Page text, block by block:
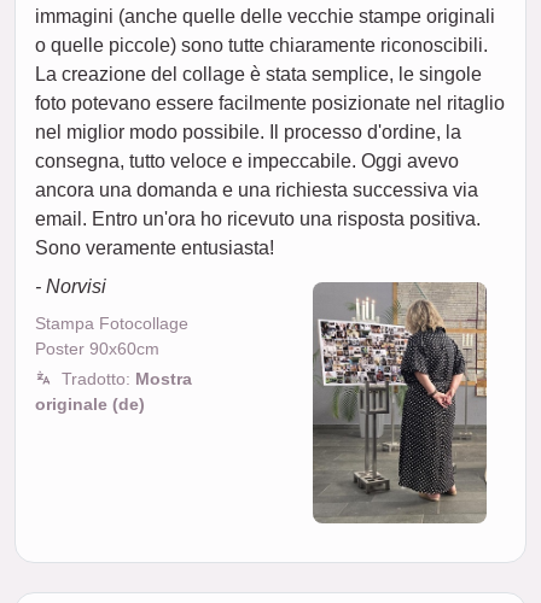
immagini (anche quelle delle vecchie stampe originali
o quelle piccole) sono tutte chiaramente riconoscibili.
La creazione del collage è stata semplice, le singole
foto potevano essere facilmente posizionate nel ritaglio
nel miglior modo possibile. Il processo d'ordine, la
consegna, tutto veloce e impeccabile. Oggi avevo
ancora una domanda e una richiesta successiva via
email. Entro un'ora ho ricevuto una risposta positiva.
Sono veramente entusiasta!
- Norvisi
Stampa Fotocollage
Poster 90x60cm
Tradotto: Mostra
originale (de)